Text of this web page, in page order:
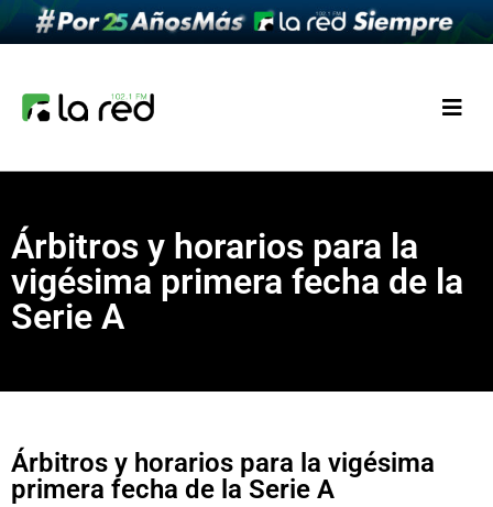
Árbitros y horarios para la
vigésima primera fecha de la
Serie A
Árbitros y horarios para la vigésima
primera fecha de la Serie A